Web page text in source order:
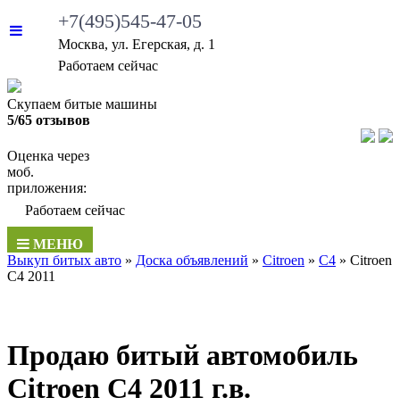
+7(495)545-47-05
Москва, ул. Егерская, д. 1
Работаем сейчас
Скупаем битые машины
5/65 отзывов
Оценка через
моб.
приложения:
Работаем сейчас
МЕНЮ
Выкуп битых авто » Доска объявлений » Citroen » C4 » Citroen
C4 2011
Продаю битый автомобиль
Citroen C4 2011 г.в.